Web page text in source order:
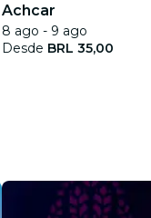
Achcar
8 ago - 9 ago
Desde BRL 35,00